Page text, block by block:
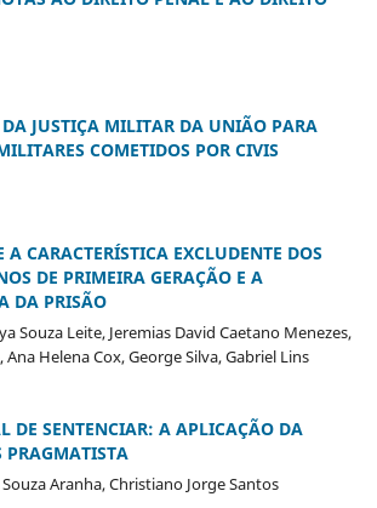
JUSTIÇA MILITAR DA UNIÃO PARA
COMETIDOS POR CIVIS
A CARACTERÍSTICA EXCLUDENTE DOS
DE PRIMEIRA GERAÇÃO E A
DA PRISÃO
Souza Leite, Jeremias David Caetano Menezes,
Helena Cox, George Silva, Gabriel Lins
DE SENTENCIAR: A APLICAÇÃO DA
PRAGMATISTA
Aranha, Christiano Jorge Santos